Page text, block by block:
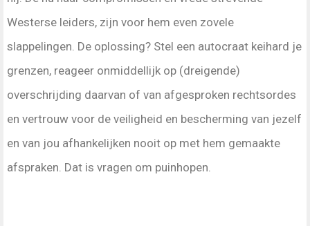
Westerse leiders, zijn voor hem even zovele
slappelingen. De oplossing? Stel een autocraat keihard je
grenzen, reageer onmiddellijk op (dreigende)
overschrijding daarvan of van afgesproken rechtsordes
en vertrouw voor de veiligheid en bescherming van jezelf
en van jou afhankelijken nooit op met hem gemaakte
afspraken. Dat is vragen om puinhopen.